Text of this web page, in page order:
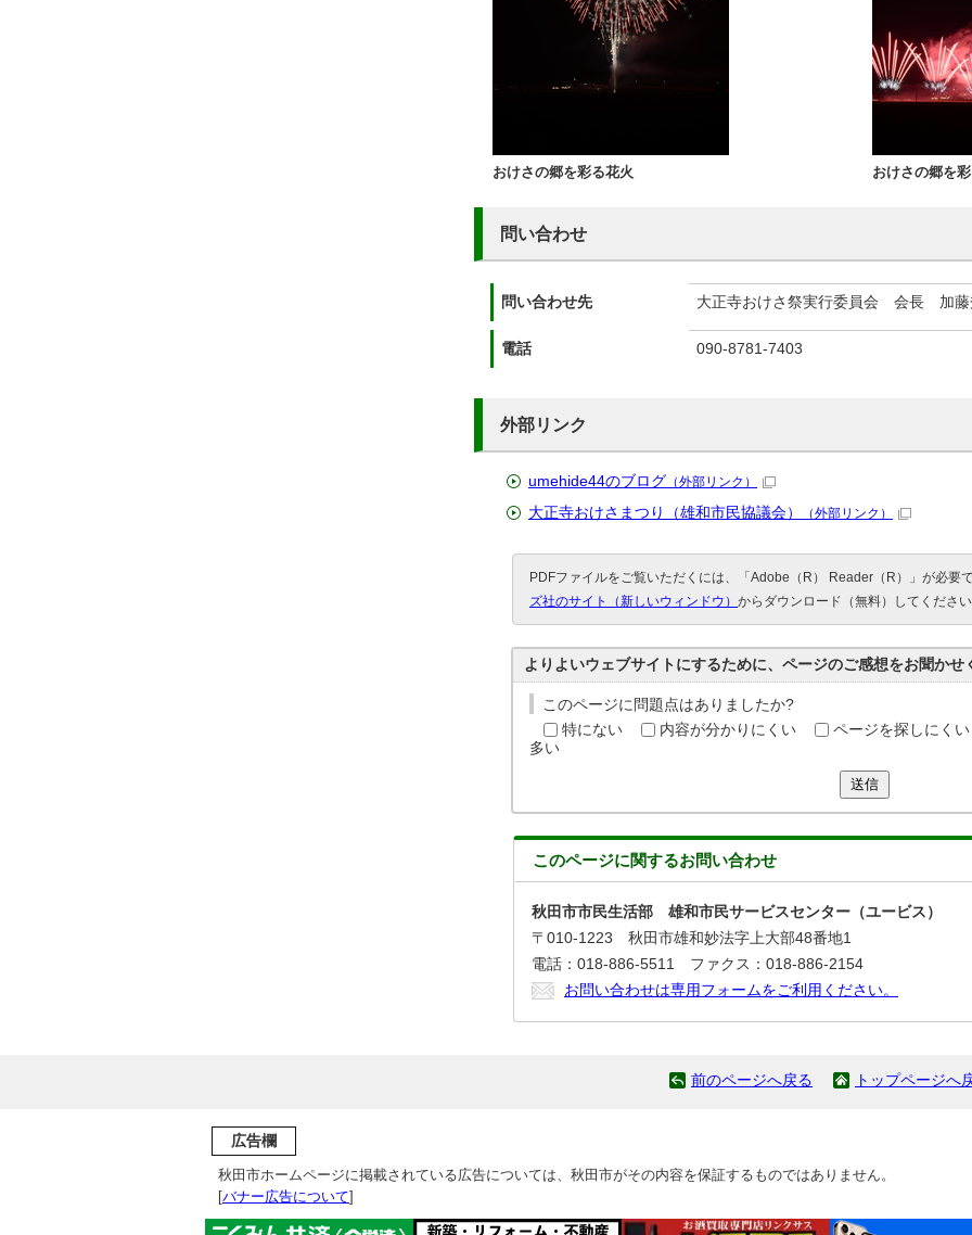
おけさの郷を彩る花火 おけさの郷を
問い合わせ
問い合わせ先 大正寺おけさ祭実行委員会 会長 加藤
電話 090-8781-7403
外部リンク
umehide44のブログ （外部リンク）
大正寺おけさまつり（雄和市民協議会） （外部リンク）
PDFファイルをご覧いただくには、「Adobe（R） Reader（R）」が必要
ズ社のサイト（新しいウィンドウ） からダウンロード（無料）してくださ
よりよいウェブサイトにするために、ページのご感想をお聞かせ
このページに問題点はありましたか?
特にない
内容が分かりにくい
ページを探しにくい
多い
送信
このページに関するお問い合わせ
秋田市市民生活部 雄和市民サービスセンター（ユービス）
〒010-1223 秋田市雄和妙法字上大部48番地1
電話：018-886-5511 ファクス：018-886-2154
お問い合わせは専用フォームをご利用ください。
前のページへ戻る トップページへ
広告欄
秋田市ホームページに掲載されている広告については、秋田市がその内容を保証するものではありません。
[バナー広告について]